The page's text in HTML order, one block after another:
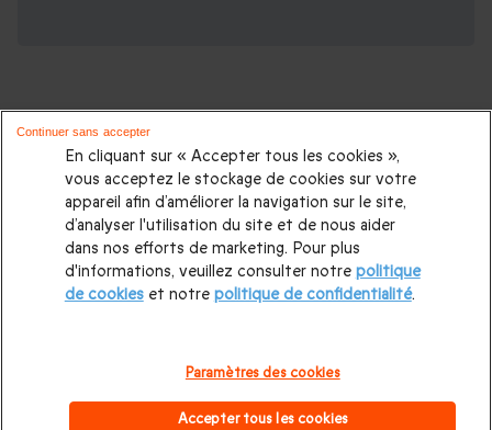
D'autres idées de week-ends :
Nuit dans un Château|Visite Château|Séjour Château
d'Amboise|Séjour Château de Chambord|Séjour Château
Week-end en amoureux|Nuit insolite|Séjour spa
|Séjour étoilé
En cliquant sur « Accepter tous les cookies »,
vous acceptez le stockage de cookies sur votre
appareil afin d’améliorer la navigation sur le site,
d’analyser l'utilisation du site et de nous aider
dans nos efforts de marketing. Pour plus
d'informations, veuillez consulter notre politique
de cookieset notre politique de confidentialité.
Paramètres des cookies
Accepter tous les cookies
Continuer sans accepter